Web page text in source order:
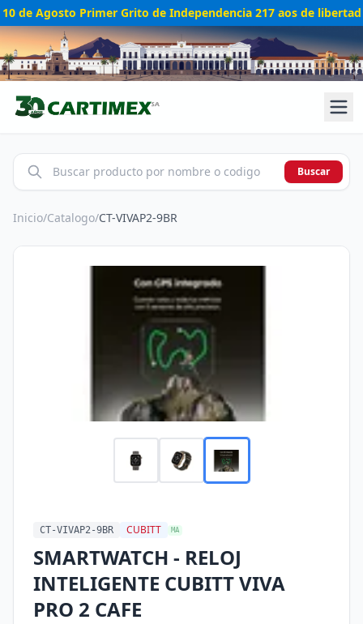
10 de Agosto Primer Grito de Independencia 217 aos de libertad
Buscar
Inicio/Catalogo/CT-VIVAP2-9BR
CT-VIVAP2-9BR CUBITT MA
SMARTWATCH - RELOJ
INTELIGENTE CUBITT VIVA
PRO 2 CAFE